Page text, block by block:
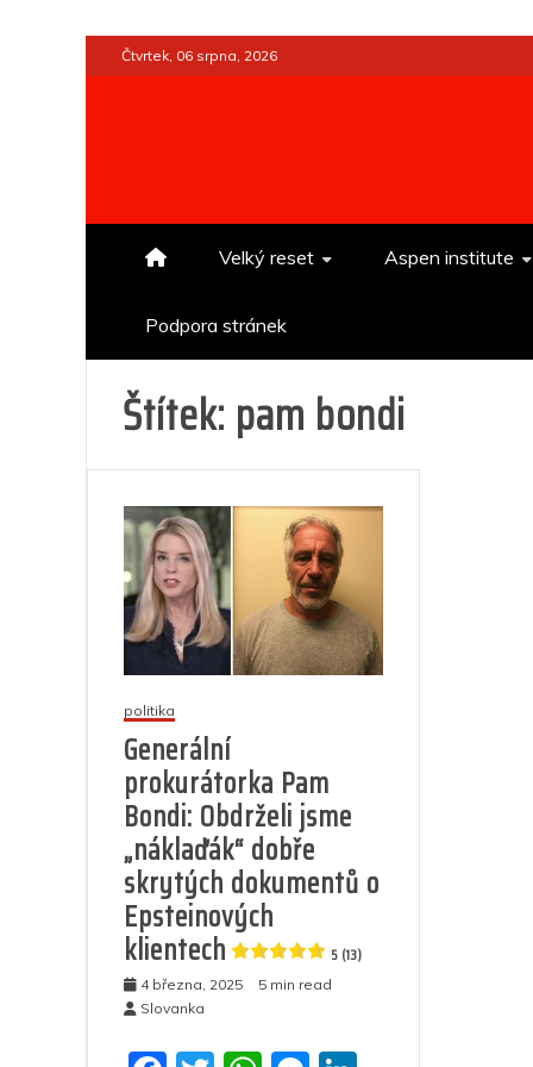
to
Čtvrtek, 06 srpna, 2026
Velký reset Aspen institute
Podpora stránek
Štítek: pam bondi
politika
Generální
prokurátorka Pam
Bondi: Obdrželi jsme
„náklaďák“ dobře
skrytých dokumentů o
Epsteinových
klientech 5 (13)
4 března, 2025
5 min read
Slovanka